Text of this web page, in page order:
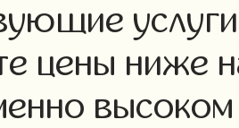
цены ниже